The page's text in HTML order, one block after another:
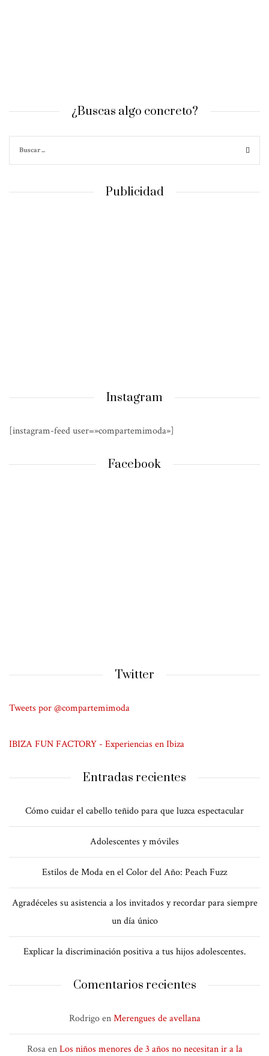
¿Buscas algo concreto?
Publicidad
Instagram
[instagram-feed user=»compartemimoda»]
Facebook
Twitter
Tweets por @compartemimoda
IBIZA FUN FACTORY - Experiencias en Ibiza
Entradas recientes
Cómo cuidar el cabello teñido para que luzca espectacular
Adolescentes y móviles
Estilos de Moda en el Color del Año: Peach Fuzz
Agradéceles su asistencia a los invitados y recordar para siempre
un día único
Explicar la discriminación positiva a tus hijos adolescentes.
Comentarios recientes
RodrigoenMerengues de avellana
RosaenLos niños menores de 3 años no necesitan ir a la